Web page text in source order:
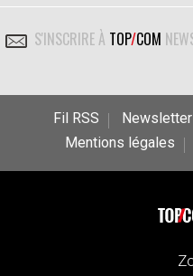
S'INSCRIRE À TOP/COM
Fil RSS Newsletter
Mentions légales